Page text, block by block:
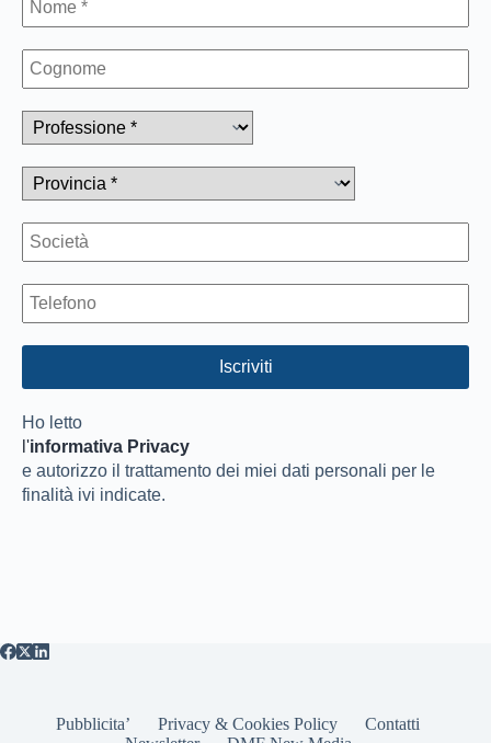
Ho letto
l'informativa Privacy
e autorizzo il trattamento dei miei dati personali per le
finalità ivi indicate.
Pubblicita’ Privacy & Cookies Policy
Contatti